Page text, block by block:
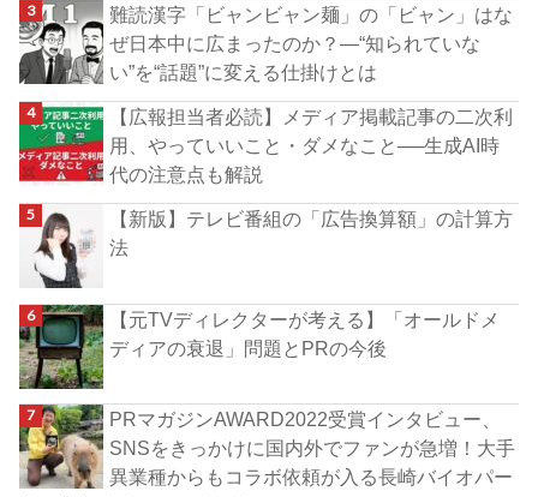
難読漢字「ビャンビャン麺」の「ビャン」はな
ぜ日本中に広まったのか？―“知られていな
い”を“話題”に変える仕掛けとは
【広報担当者必読】メディア掲載記事の二次利
用、やっていいこと・ダメなこと──生成AI時
代の注意点も解説
【新版】テレビ番組の「広告換算額」の計算方
法
【元TVディレクターが考える】「オールドメ
ディアの衰退」問題とPRの今後
PRマガジンAWARD2022受賞インタビュー、
SNSをきっかけに国内外でファンが急増！大手
異業種からもコラボ依頼が入る長崎バイオパー